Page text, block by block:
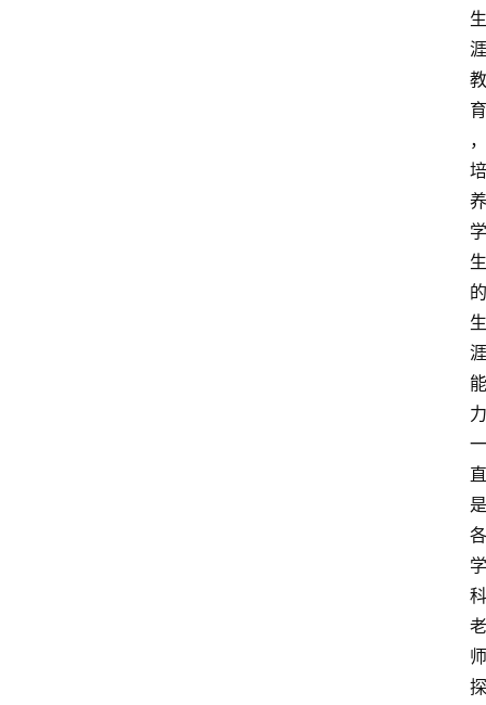
生
涯
教
育
，
培
养
学
生
的
生
涯
能
力
一
直
是
各
学
科
老
师
探